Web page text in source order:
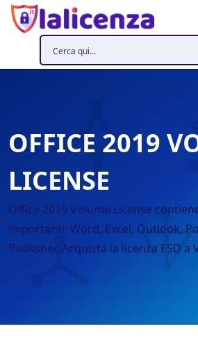
OFFICE 2019
LICENSE
Office 2019 Volume License
importanti: Word, Excel, Outlook,
Publisher. Acquista la licenza ESD a